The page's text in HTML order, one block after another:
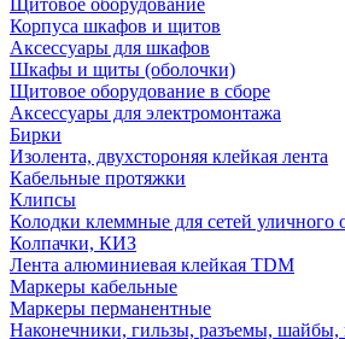
Щитовое оборудование
Корпуса шкафов и щитов
Аксессуары для шкафов
Шкафы и щиты (оболочки)
Щитовое оборудование в сборе
Аксессуары для электромонтажа
Бирки
Изолента, двухстороняя клейкая лента
Кабельные протяжки
Клипсы
Колодки клеммные для сетей уличного
Колпачки, КИЗ
Лента алюминиевая клейкая TDM
Маркеры кабельные
Маркеры перманентные
Наконечники, гильзы, разъемы,